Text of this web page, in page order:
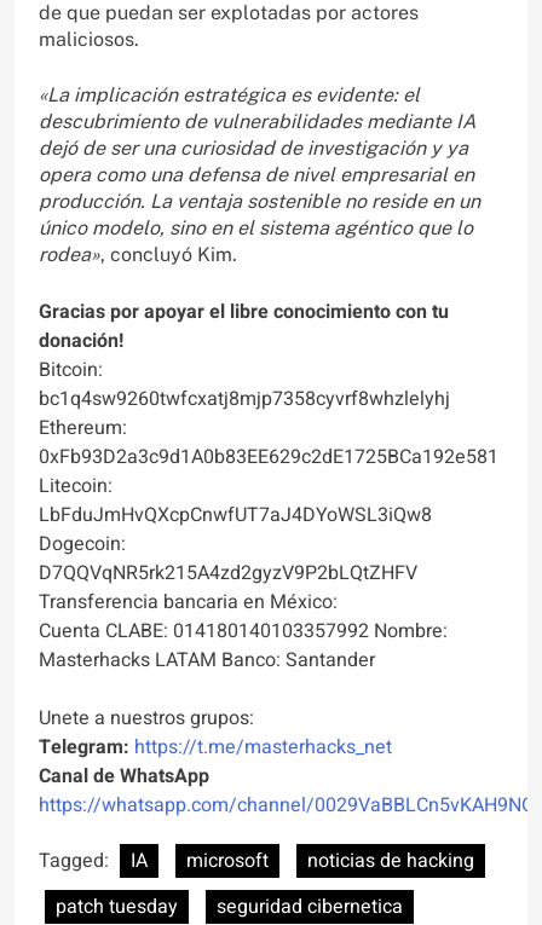
de que puedan ser explotadas por actores
maliciosos.
«La implicación estratégica es evidente: el
descubrimiento de vulnerabilidades mediante IA
dejó de ser una curiosidad de investigación y ya
opera como una defensa de nivel empresarial en
producción. La ventaja sostenible no reside en un
único modelo, sino en el sistema agéntico que lo
rodea», concluyó Kim.
Gracias por apoyar el libre conocimiento con tu
donación!
Bitcoin:
bc1q4sw9260twfcxatj8mjp7358cyvrf8whzlelyhj
Ethereum:
0xFb93D2a3c9d1A0b83EE629c2dE1725BCa192e581
Litecoin:
LbFduJmHvQXcpCnwfUT7aJ4DYoWSL3iQw8
Dogecoin:
D7QQVqNR5rk215A4zd2gyzV9P2bLQtZHFV
Transferencia bancaria en México:
Cuenta CLABE: 014180140103357992 Nombre:
Masterhacks LATAM Banco: Santander
Unete a nuestros grupos:
Telegram: https://t.me/masterhacks_net
Canal de WhatsApp
https://whatsapp.com/channel/
Tagged:
IA microsoft
noticias de hacking
patch tuesday
seguridad cibernetica